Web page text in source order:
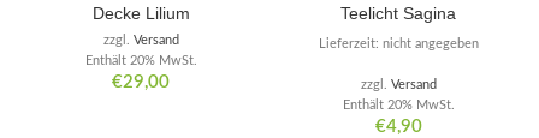
Decke Lilium
€29,00
Enthält 20% MwSt.
zzgl. Versand
Teelicht Sagina
€4,90
Enthält 20% MwSt.
zzgl. Versand
Lieferzeit: nicht angegeben